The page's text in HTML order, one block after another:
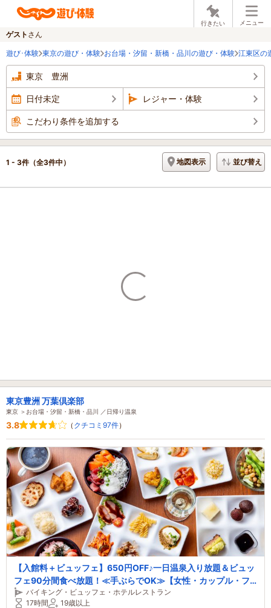
行きたい メニュー
ゲスト さん
遊び･体験 東京の遊び・体験 お台場・汐留・新橋・品川の遊び・体験 江東区の
東京 豊洲
日付未定 レジャー・体験
こだわり条件を追加する
1 - 3件（全3件中） 地図表示 並び替え
東京豊洲 万葉倶楽部
東京 ＞お台場・汐留・新橋・品川 ／日帰り温泉
3.8 （ クチコミ97件）
【入館料＋ビュッフェ】650円OFF♪一日温泉入り放題＆ビュッ
フェ90分間食べ放題！≪手ぶらでOK≫【女性・カップル・フ
ァミリーにも人気】【直前予約OK】 受付コード：18650
バイキング・ビュッフェ・ホテルレストラン
17時間
19歳以上